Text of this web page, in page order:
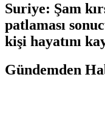
Suriye: Şam
patlaması
kişi hayatını
Gündemden